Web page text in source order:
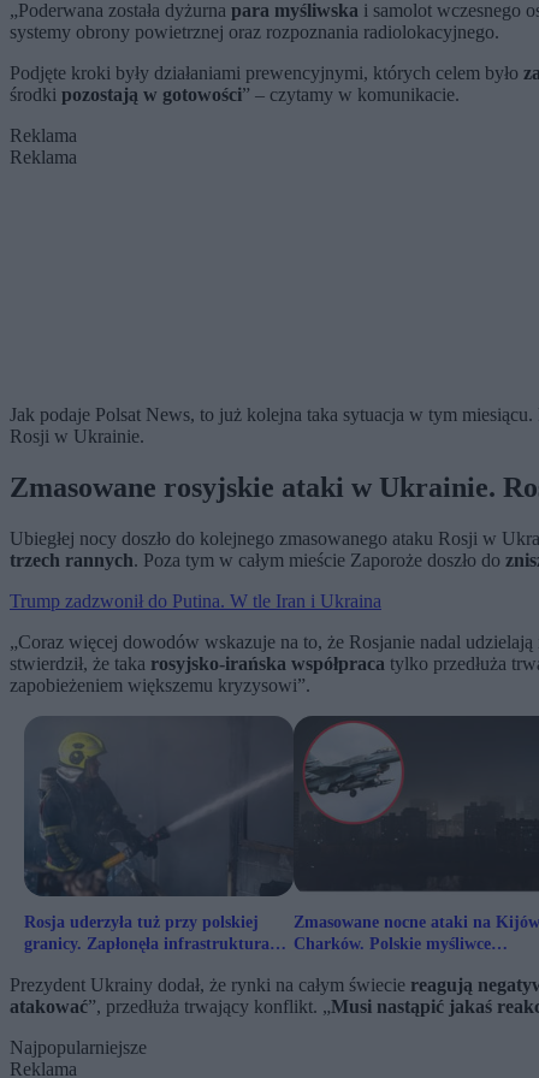
„Poderwana została dyżurna para myśliwska i samolot wczesnego
systemy obrony powietrznej oraz rozpoznania radiolokacyjnego.
Podjęte kroki były działaniami prewencyjnymi, których celem było
środki pozostają w gotowości” – czytamy w komunikacie.
Reklama
Reklama
Jak podaje Polsat News, to już kolejna taka sytuacja w tym miesiącu.
Rosji w Ukrainie.
Zmasowane rosyjskie ataki w Ukrainie.
Ubiegłej nocy doszło do kolejnego zmasowanego ataku Rosji w
trzech rannych. Poza tym w całym mieście Zaporoże doszło do
Trump zadzwonił do Putina. W tle Iran i Ukraina
„Coraz więcej dowodów wskazuje na to, że Rosjanie nadal
stwierdził, że taka rosyjsko-irańska współpraca tylko przedłuża
zapobieżeniem większemu kryzysowi”.
Rosja uderzyła tuż przy polskiej
granicy. Zapłonęła infrastruktura
Zmasowane nocne ataki na
Charków. Polskie myśliwce
Prezydent Ukrainy dodał, że rynki na całym świecie reagują
atakować”, przedłuża trwający konflikt. „Musi nastąpić jakaś
Najpopularniejsze
Reklama